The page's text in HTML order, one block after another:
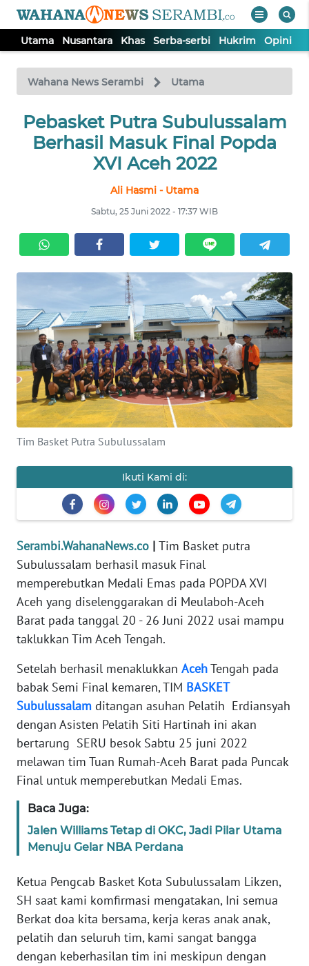
Utama Nusantara Khas Serba-serbi Hukrim Opini
Wahana News Serambi Utama
Pebasket Putra Subulussalam
Berhasil Masuk Final Popda
XVI Aceh 2022
Ali Hasmi - Utama
Sabtu, 25 Juni 2022 - 17:37 WIB
Tim Basket Putra Subulussalam
Ikuti Kami di:
Serambi.WahanaNews.co | Tim Basket putra
Subulussalam berhasil masuk Final
memperebutkan Medali Emas pada POPDA XVI
Aceh yang diselenggarakan di Meulaboh-Aceh
Barat pada tanggal 20 - 26 Juni 2022 usai mampu
taklukkan Tim Aceh Tengah.
Setelah berhasil menaklukkan AcehTengah pada
babak Semi Final kemaren, TIM BASKET
Subulussalam ditangan asuhan Pelatih Erdiansyah
dengan Asisten Pelatih Siti Hartinah ini akan
bertarung SERU besok Sabtu 25 juni 2022
melawan tim Tuan Rumah-Aceh Barat pada Puncak
Final untuk memperebutkan Medali Emas.
Baca Juga:
Jalen Williams Tetap di OKC, Jadi Pilar Utama
Menuju Gelar NBA Perdana
Ketua Pengcab Basket Kota Subulussalam Likzen,
SH saat kami komfirmasi mengatakan, Ini semua
Berkat doa kita bersama, kerja keras anak anak,
pelatih dan seluruh tim, kami sangat bangga
dengan keberhasilan tim ini meskipun dengan
TV
Tutup
UTAMA
SERBA-
SERBI
HUKRIM
OPINI
PERISTIWA
Informasi
BERITA
IKLAN
TENTANG
KAMI
PEDOMAN
SIBER
REDAKSI
KARIR
DISCLAIMER
Wahana
Regional
SUMUT
WN
JAKARTA